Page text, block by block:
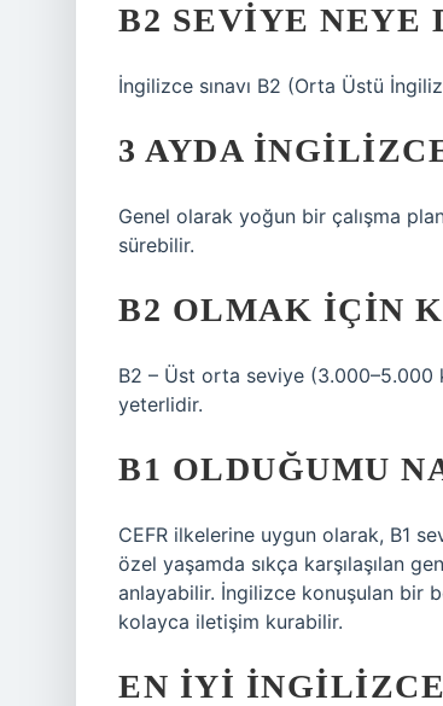
B2 SEVIYE NEYE
İngilizce sınavı B2 (Orta Üstü
3 AYDA
Genel olarak yoğun bir çalışma
sürebilir.
B2 OLMAK IÇIN
B2 – Üst orta seviye (3.000–5.000
yeterlidir.
B1 OLDUĞUMU
CEFR ilkelerine uygun olarak, B1
özel yaşamda sıkça karşılaşılan
anlayabilir. İngilizce konuşulan bir
kolayca iletişim kurabilir.
EN IYI